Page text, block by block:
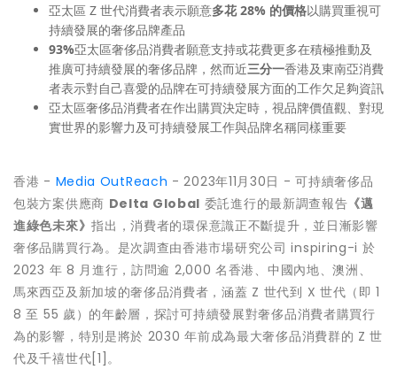
亞太區 Z 世代消費者表示願意多花 28% 的價格以購買重視可
持續發展的奢侈品牌產品
93%亞太區奢侈品消費者願意支持或花費更多在積極推動及
推廣可持續發展的奢侈品牌，然而近三分一香港及東南亞消費
者表示對自己喜愛的品牌在可持續發展方面的工作欠足夠資訊
亞太區奢侈品消費者在作出購買決定時，視品牌價值觀、對現
實世界的影響力及可持續發展工作與品牌名稱同樣重要
香港 - Media OutReach - 2023年11月30日 - 可持續奢侈品
包裝方案供應商 Delta Global 委託進行的最新調查報告 《邁
進綠色未來》指出，消費者的環保意識正不斷提升，並日漸影響
奢侈品購買行為。是次調查由香港市場研究公司 inspiring-i 於
2023 年 8 月進行，訪問逾 2,000 名香港、中國內地、澳洲、
馬來西亞及新加坡的奢侈品消費者，涵蓋 Z 世代到 X 世代（即 1
8 至 55 歲）的年齡層，探討可持續發展對奢侈品消費者購買行
為的影響，特別是將於 2030 年前成為最大奢侈品消費群的 Z 世
代及千禧世代[1]。